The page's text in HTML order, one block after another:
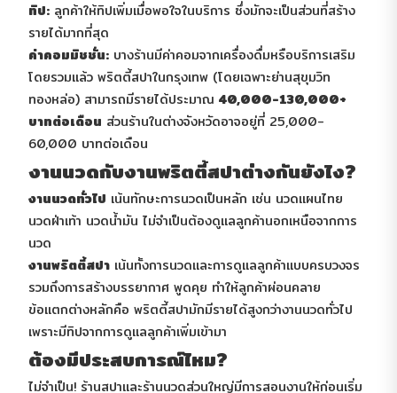
ทิป: ลูกค้าให้ทิปเพิ่มเมื่อพอใจในบริการ ซึ่งมักจะเป็นส่วนที่สร้าง
รายได้มากที่สุด
ค่าคอมมิชชั่น: บางร้านมีค่าคอมจากเครื่องดื่มหรือบริการเสริม
โดยรวมแล้ว พริตตี้สปาในกรุงเทพ (โดยเฉพาะย่านสุขุมวิท
ทองหล่อ) สามารถมีรายได้ประมาณ 40,000-130,000+
บาทต่อเดือน ส่วนร้านในต่างจังหวัดอาจอยู่ที่ 25,000-
60,000 บาทต่อเดือน
งานนวดกับงานพริตตี้สปาต่างกันยังไง?
งานนวดทั่วไป เน้นทักษะการนวดเป็นหลัก เช่น นวดแผนไทย
นวดฝ่าเท้า นวดน้ำมัน ไม่จำเป็นต้องดูแลลูกค้านอกเหนือจากการ
นวด
งานพริตตี้สปา เน้นทั้งการนวดและการดูแลลูกค้าแบบครบวงจร
รวมถึงการสร้างบรรยากาศ พูดคุย ทำให้ลูกค้าผ่อนคลาย
ข้อแตกต่างหลักคือ พริตตี้สปามักมีรายได้สูงกว่างานนวดทั่วไป
เพราะมีทิปจากการดูแลลูกค้าเพิ่มเข้ามา
ต้องมีประสบการณ์ไหม?
ไม่จำเป็น! ร้านสปาและร้านนวดส่วนใหญ่มีการสอนงานให้ก่อนเริ่ม